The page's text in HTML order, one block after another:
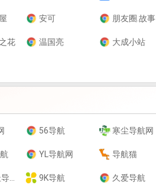
安可 朋友圈.故事
花 温国亮 大成小站
56导航 寒尘导航网
YL导航网 导航猫
航 9K导航 久爱导航